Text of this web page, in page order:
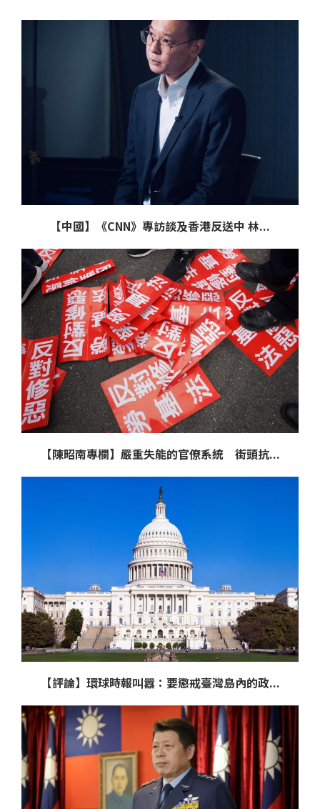
【中國】《CNN》專訪談及香港反送中 林...
【陳昭南專欄】嚴重失能的官僚系統 街頭抗...
【評論】環球時報叫囂：要懲戒臺灣島內的政...